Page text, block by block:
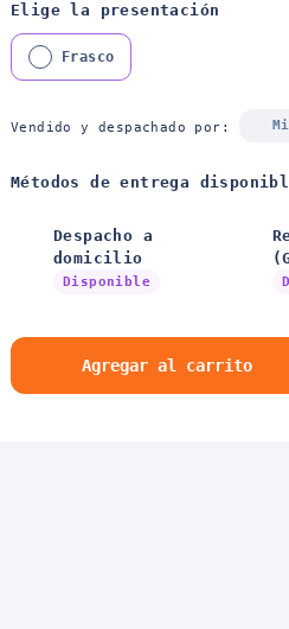
Elige la presentación
Frasco
Vendido y despachado por:
Métodos de entrega
Despacho a
domicilio
Disponible
Agregar al carrito